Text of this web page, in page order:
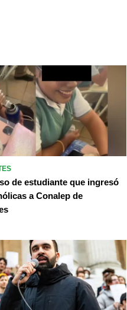
de estudiante que ingresó
a Conalep de